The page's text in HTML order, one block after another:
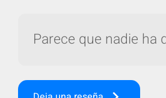
Parece que nadie ha